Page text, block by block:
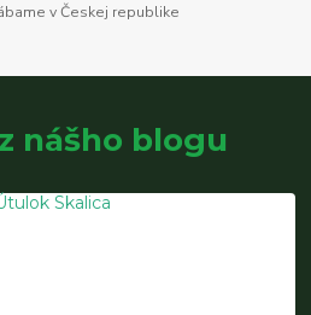
v Českej republike
nášho blogu